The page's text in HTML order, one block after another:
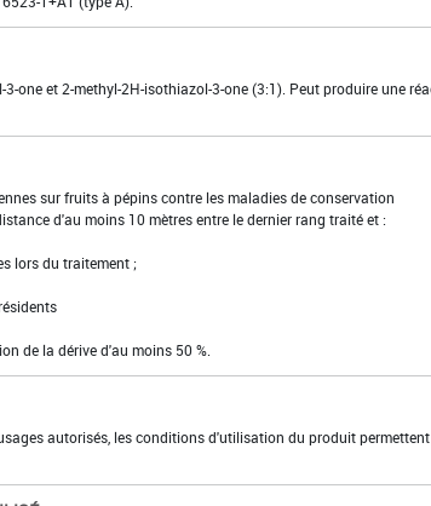
one et 2-methyl-2H-isothiazol-3-one (3:1). Peut produire une
sur fruits à pépins contre les maladies de conservation
d'au moins 10 mètres entre le dernier rang traité et :
lors du traitement ;
de la dérive d'au moins 50 %.
autorisés, les conditions d'utilisation du produit